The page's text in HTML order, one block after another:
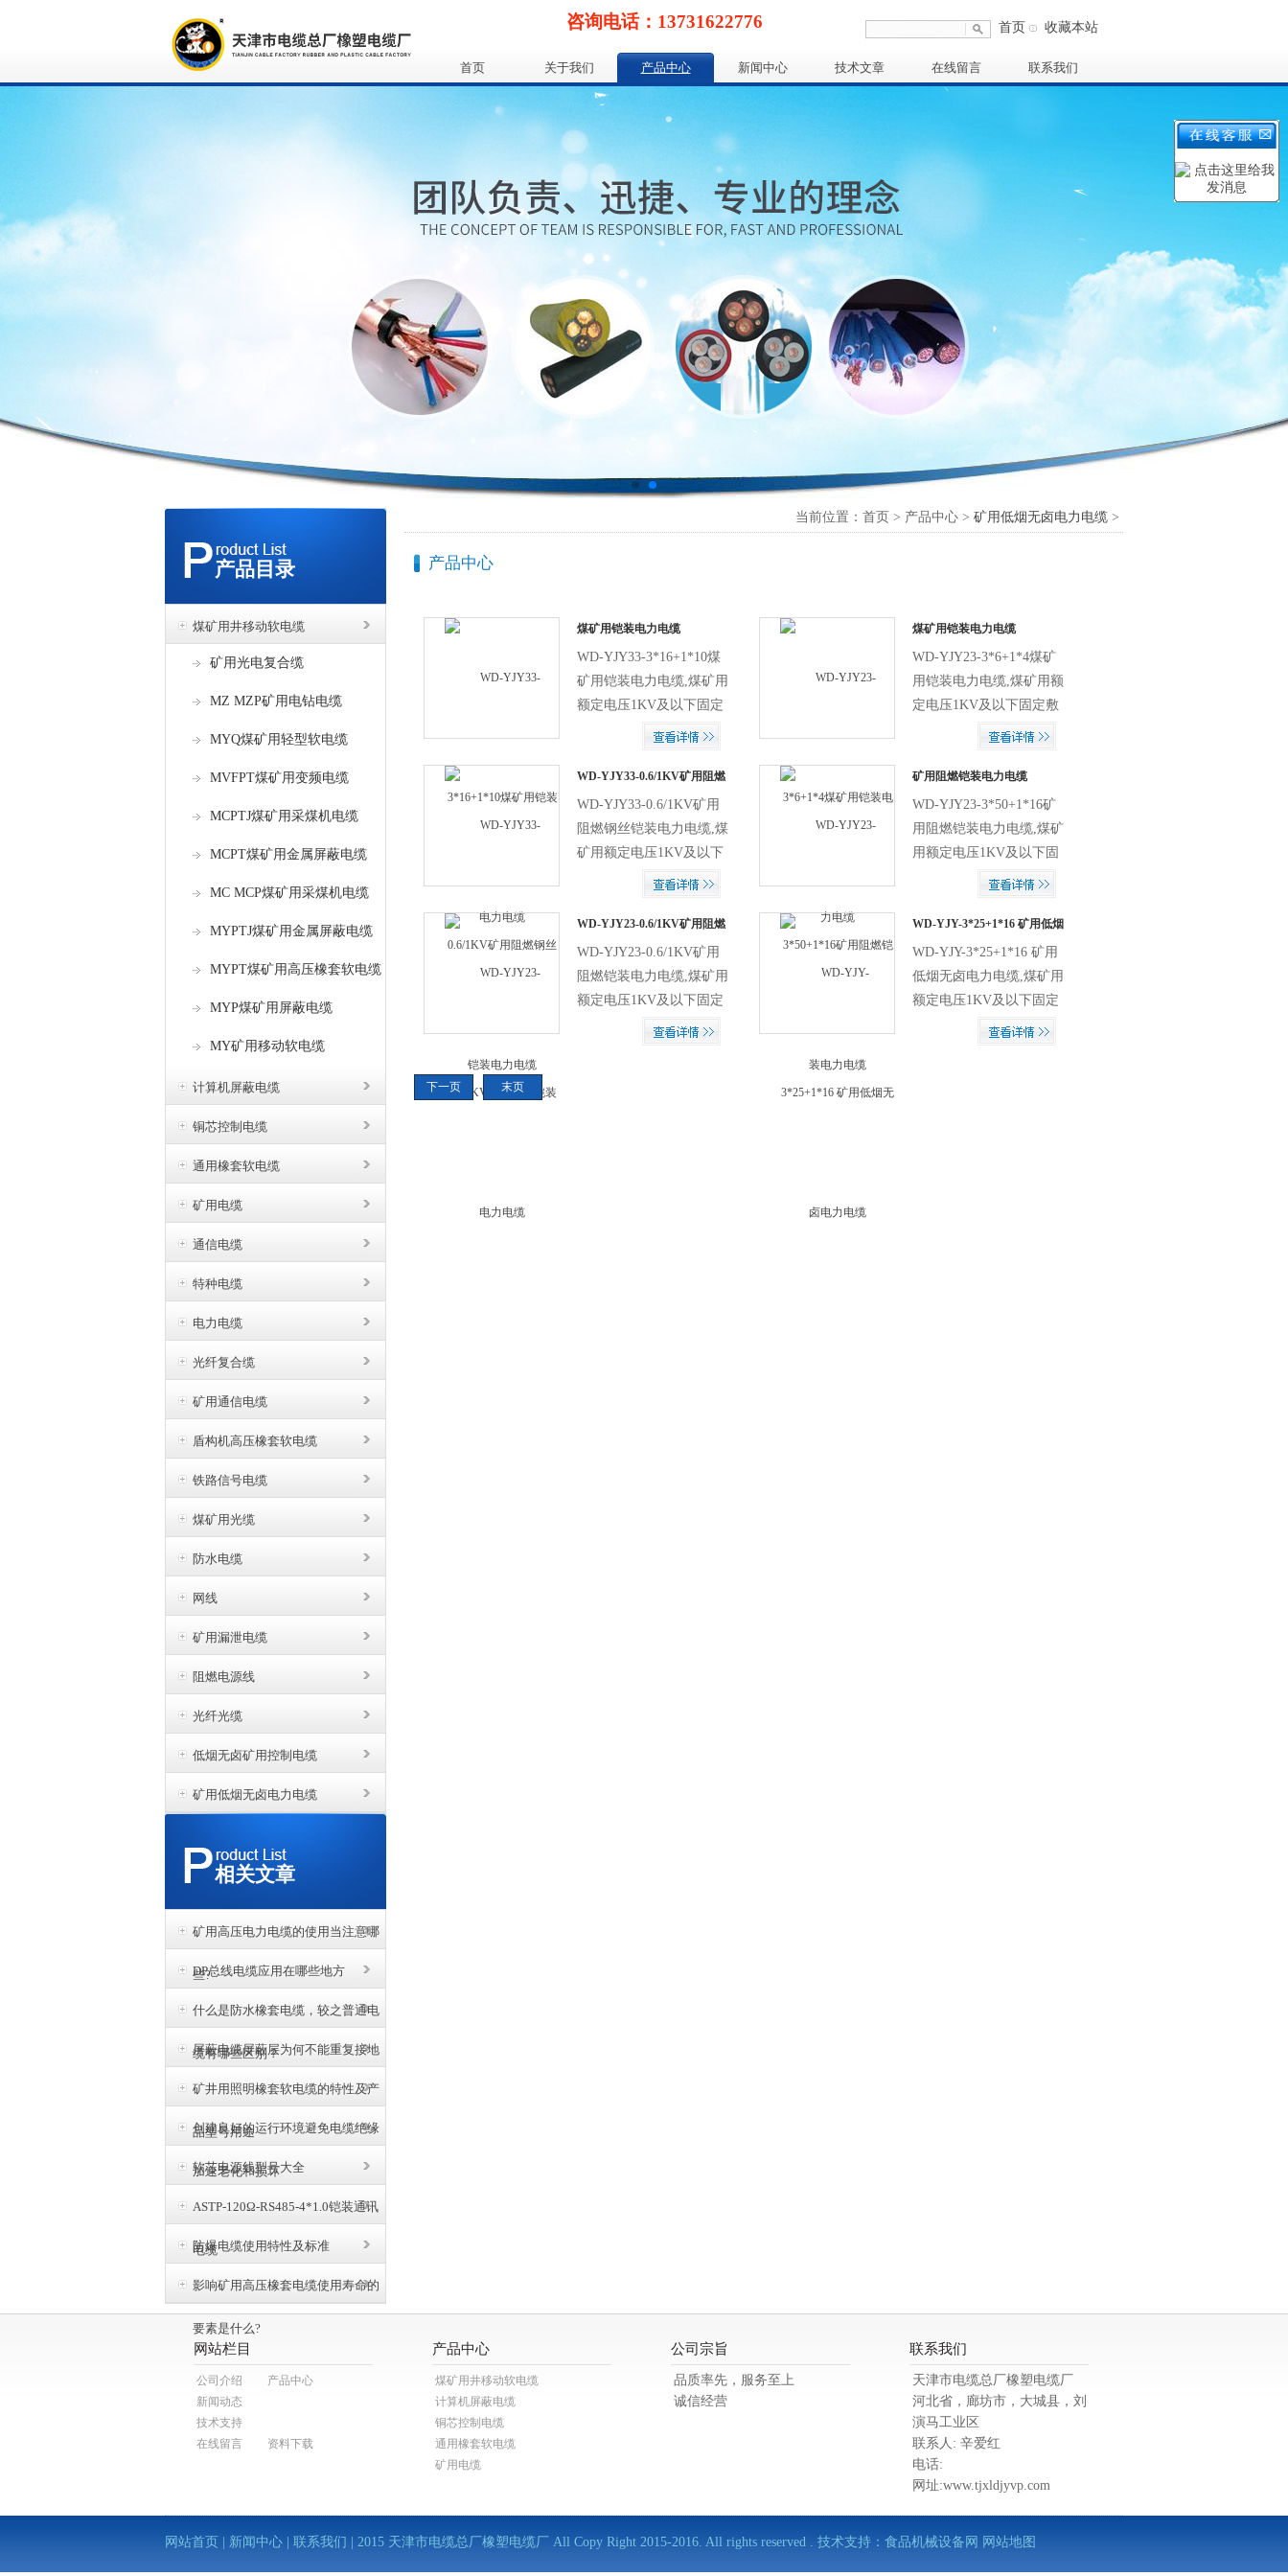
咨询电话：13731622776 首页 收藏本站
首页 关于我们 产品中心 新闻中心 技术文章 在线留言 联系我们
产品目录
煤矿用井移动软电缆
矿用光电复合缆
MZ MZP矿用电钻电缆
MYQ煤矿用轻型软电缆
MVFPT煤矿用变频电缆
MCPTJ煤矿用采煤机电缆
MCPT煤矿用金属屏蔽电缆
MC MCP煤矿用采煤机电缆
MYPTJ煤矿用金属屏蔽电缆
MYPT煤矿用高压橡套软电缆
MYP煤矿用屏蔽电缆
MY矿用移动软电缆
计算机屏蔽电缆
铜芯控制电缆
通用橡套软电缆
矿用电缆
通信电缆
特种电缆
电力电缆
光纤复合缆
矿用通信电缆
盾构机高压橡套软电缆
铁路信号电缆
煤矿用光缆
防水电缆
网线
矿用漏泄电缆
阻燃电源线
光纤光缆
低烟无卤矿用控制电缆
矿用低烟无卤电力电缆
相关文章
矿用高压电力电缆的使用当注意哪
些?
DP总线电缆应用在哪些地方
什么是防水橡套电缆，较之普通电
缆有哪些区别？
屏蔽电缆屏蔽层为何不能重复接地
矿井用照明橡套软电缆的特性及产
品型号用途
创建良好的运行环境避免电缆绝缘
加速老化和损坏
软芯电源线型号大全
ASTP-120Ω-RS485-4*1.0铠装通讯
电缆
防爆电缆使用特性及标准
影响矿用高压橡套电缆使用寿命的
要素是什么?
当前位置：首页 > 产品中心 > 矿用低烟无卤电力电缆 >
产品中心
煤矿用铠装电力电缆
WD-YJY33-3*16+1*10煤
矿用铠装电力电缆,煤矿用
额定电压1KV及以下固定
敷设用电缆，适用于煤矿
煤矿用铠装电力电缆
WD-YJY23-3*6+1*4煤矿
用铠装电力电缆,煤矿用额
定电压1KV及以下固定敷
设用电缆，适用于煤矿井
WD-YJY33-0.6/1KV矿用阻燃
钢丝铠装电力电缆
WD-YJY33-0.6/1KV矿用
阻燃钢丝铠装电力电缆,煤
矿用额定电压1KV及以下
固定敷设用电缆，适用于
矿用阻燃铠装电力电缆
WD-YJY23-3*50+1*16矿
用阻燃铠装电力电缆,煤矿
用额定电压1KV及以下固
定敷设用电缆，适用于煤
WD-YJY23-0.6/1KV矿用阻燃
铠装电力电缆
WD-YJY23-0.6/1KV矿用
阻燃铠装电力电缆,煤矿用
额定电压1KV及以下固定
敷设用电缆，适用于煤矿
WD-YJY-3*25+1*16 矿用低烟
无卤电力电缆
WD-YJY-3*25+1*16 矿用
低烟无卤电力电缆,煤矿用
额定电压1KV及以下固定
敷设用电缆，适用于煤矿
下一页 末页
网站栏目
公司介绍
产品中心
新闻动态
技术支持
在线留言
资料下载
产品中心
煤矿用井移动软电缆
计算机屏蔽电缆
铜芯控制电缆
通用橡套软电缆
矿用电缆
公司宗旨
品质率先，服务至上
诚信经营
联系我们
天津市电缆总厂橡塑电缆厂
河北省，廊坊市，大城县，刘
演马工业区
联系人: 辛爱红
电话:
网址:www.tjxldjyvp.com
网站首页 新闻中心 联系我们 | 2015 天津市电缆总厂橡塑电缆厂 All Copy Right 2015-2016. All rights reserved . 技术支持： 食品机械设备网 网站地图